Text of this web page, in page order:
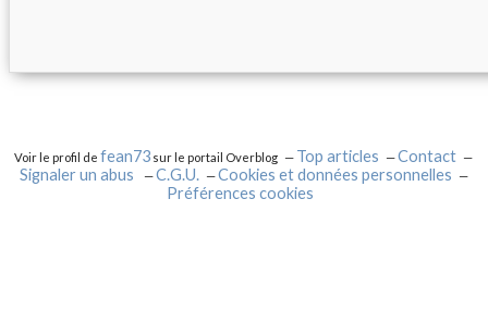
Voir le profil defean73 sur le portail Overblog Top articles
Contact
Signaler un abus
C.G.U.
Cookies et données personnelles
Préférences cookies